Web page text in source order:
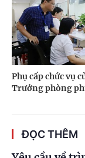
Phụ cấp chức vụ
Trưởng phòng
ĐỌC THÊM